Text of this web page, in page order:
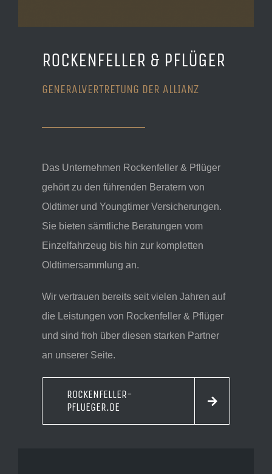
ROCKENFELLER & PFLÜGER
GENERALVERTRETUNG DER ALLIANZ
Das Unternehmen Rockenfeller & Pflüger
gehört zu den führenden Beratern von
Oldtimer und Youngtimer Versicherungen.
Sie bieten sämtliche Beratungen vom
Einzelfahrzeug bis hin zur kompletten
Oldtimersammlung an.
Wir vertrauen bereits seit vielen Jahren auf
die Leistungen von Rockenfeller & Pflüger
und sind froh über diesen starken Partner
an unserer Seite.
ROCKENFELLER-
PFLUEGER.DE